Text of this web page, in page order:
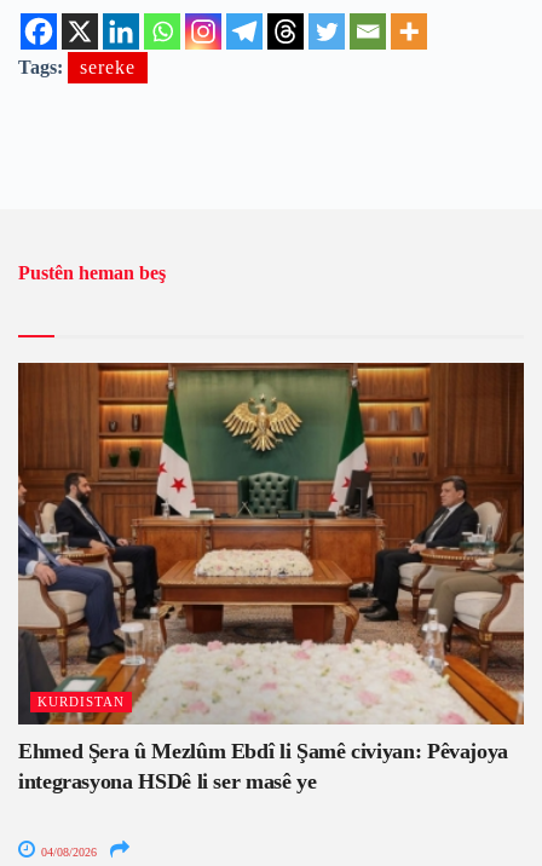
Tags: sereke
Pustên heman beş
KURDISTAN
Ehmed Şera û Mezlûm Ebdî li Şamê civiyan: Pêvajoya
integrasyona HSDê li ser masê ye
04/08/2026